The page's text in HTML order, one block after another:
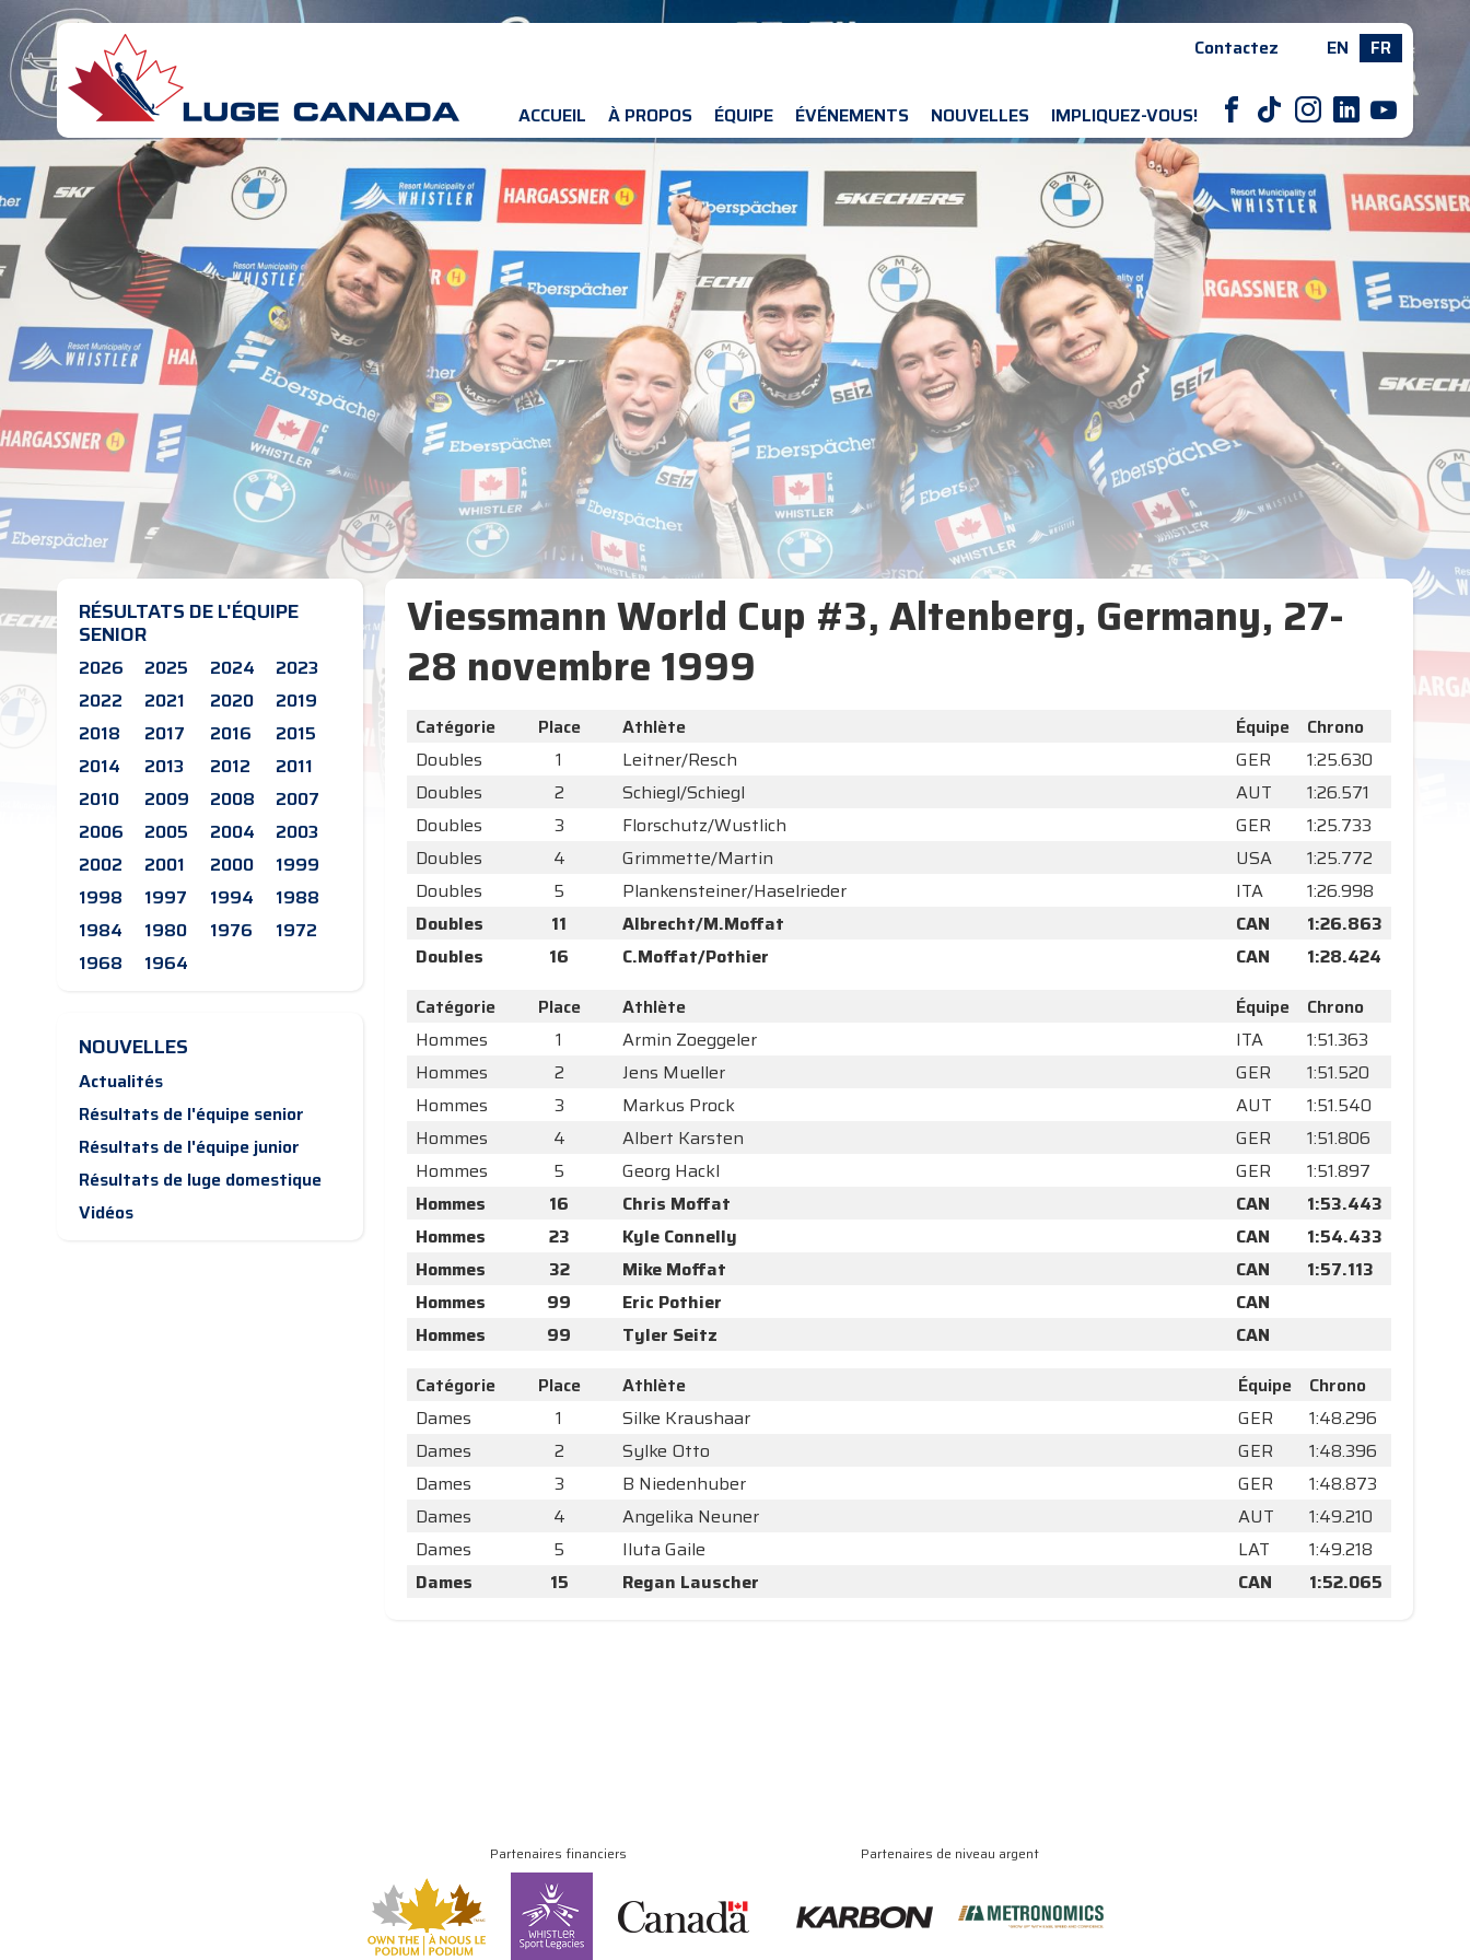
Contactez EN FR
ACCUEIL À PROPOS ÉQUIPE ÉVÉNEMENTS NOUVELLES IMPLIQUEZ-VOUS! F T I L Y
RÉSULTATS DE L'ÉQUIPE
SENIOR
2026 2025 2024
2023
2022
2021 2020
2019
2018
2017 2016
2015
2014
2013 2012
2011
2010
2009 2008
2007
2006
2005 2004
2003
2002
2001 2000
1999
1998
1997 1994
1988
1984
1980 1976
1972
1968
1964
NOUVELLES
Actualités
Résultats de l'équipe senior
Résultats de l'équipe junior
Résultats de luge domestique
Vidéos
Viessmann World Cup #3, Altenberg, Germany, 27-
28 novembre 1999
Catégorie Place Athlète Équipe
Chrono
Doubles
1 Leitner/Resch GER
1:25.630
Doubles
2 Schiegl/Schiegl AUT
1:26.571
Doubles
3 Florschutz/Wustlich GER
1:25.733
Doubles
4 Grimmette/Martin USA
1:25.772
Doubles
5 Plankensteiner/Haselrieder ITA
1:26.998
Doubles
11 Albrecht/M.Moffat CAN
1:26.863
Doubles
16 C.Moffat/Pothier CAN
1:28.424
Catégorie
Place Athlète Équipe
Chrono
Hommes
1 Armin Zoeggeler ITA
1:51.363
Hommes
2 Jens Mueller GER
1:51.520
Hommes
3 Markus Prock AUT
1:51.540
Hommes
4 Albert Karsten GER
1:51.806
Hommes
5 Georg Hackl GER
1:51.897
Hommes
16 Chris Moffat CAN
1:53.443
Hommes
23 Kyle Connelly CAN
1:54.433
Hommes
32 Mike Moffat CAN
1:57.113
Hommes
99 Eric Pothier
CAN
Hommes
99 Tyler Seitz
CAN
Catégorie
Place Athlète Équipe
Chrono
Dames
1 Silke Kraushaar GER
1:48.296
Dames
2 Sylke Otto GER
1:48.396
Dames
3 B Niedenhuber GER
1:48.873
Dames
4 Angelika Neuner AUT
1:49.210
Dames
5 Iluta Gaile LAT
1:49.218
Dames
15 Regan Lauscher CAN 1:52.065
Partenaires financiers Partenaires de niveau argent